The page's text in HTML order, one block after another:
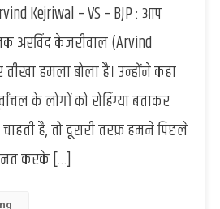
Kejriwal – VS – BJP : आप
अरविंद केजरीवाल (Arvind
हमला बोला है। उन्होंने कहा
के लोगों को रोहिंग्या बताकर
है, तो दूसरी तरफ़ हमने पिछले
करके […]